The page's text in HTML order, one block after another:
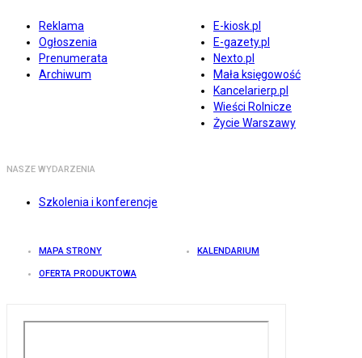
Reklama
Ogłoszenia
Prenumerata
Archiwum
E-kiosk.pl
E-gazety.pl
Nexto.pl
Mała księgowość
Kancelarierp.pl
Wieści Rolnicze
Życie Warszawy
NASZE WYDARZENIA
Szkolenia i konferencje
MAPA STRONY KALENDARIUM
OFERTA PRODUKTOWA